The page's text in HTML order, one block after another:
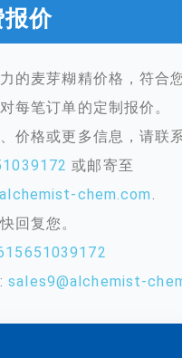
价
的麦芽糊精价格，符合
每笔订单的定制报价。
价格或更多信息，请联
或邮寄至
chem.com
回复您。
:sales9@alchemist-